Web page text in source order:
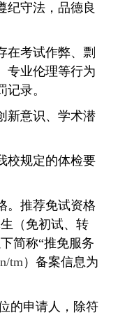
纪守法，品德良
在考试作弊、剽
专业伦理等行为
录。
新意识、学术潜
校规定的体检要
。 推荐免试资格
（免初试、转
简称“推免服务
tm）备案信息为
的申请人 ，除符